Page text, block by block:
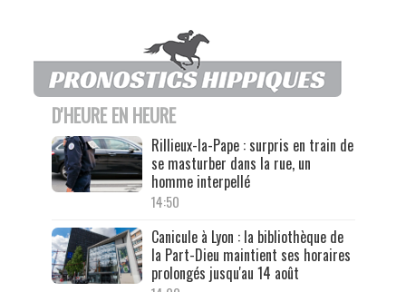
D'HEURE EN HEURE
Rillieux-la-Pape : surpris en train de
se masturber dans la rue, un
homme interpellé
14:50
Canicule à Lyon : la bibliothèque de
la Part-Dieu maintient ses horaires
prolongés jusqu'au 14 août